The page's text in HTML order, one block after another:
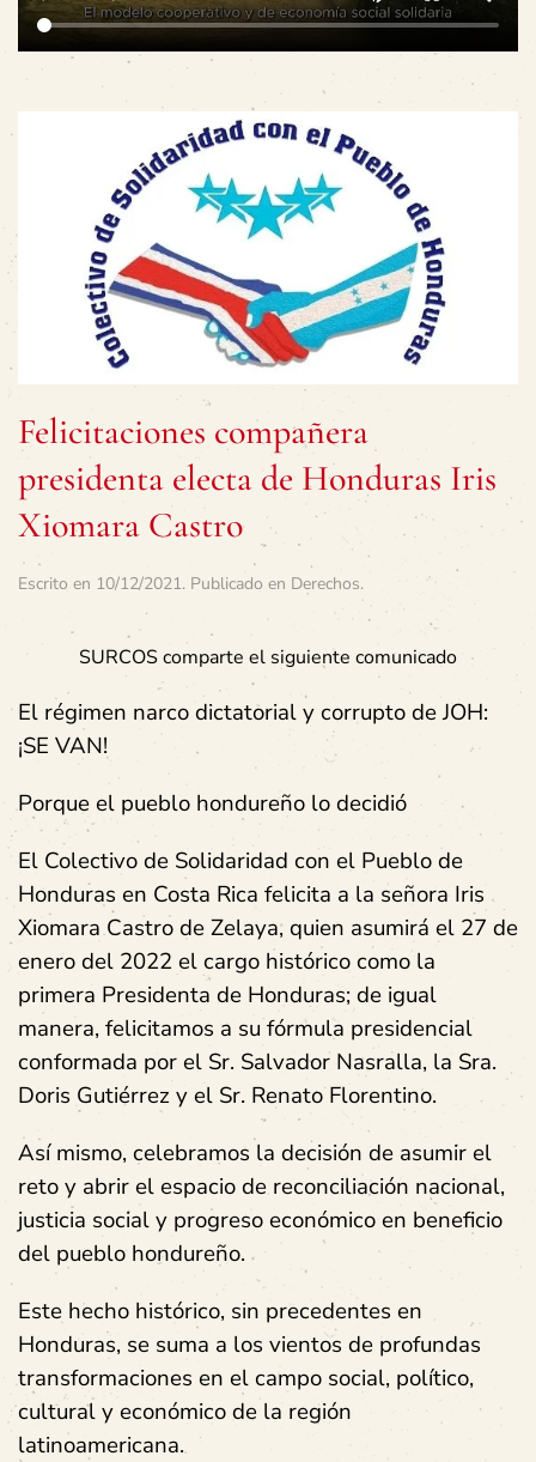
Felicitaciones compañera
presidenta electa de Honduras Iris
Xiomara Castro
Escrito en 10/12/2021. Publicado en Derechos.
SURCOS comparte el siguiente comunicado
El régimen narco dictatorial y corrupto de JOH:
¡SE VAN!
Porque el pueblo hondureño lo decidió
El Colectivo de Solidaridad con el Pueblo de
Honduras en Costa Rica felicita a la señora Iris
Xiomara Castro de Zelaya, quien asumirá el 27 de
enero del 2022 el cargo histórico como la
primera Presidenta de Honduras; de igual
manera, felicitamos a su fórmula presidencial
conformada por el Sr. Salvador Nasralla, la Sra.
Doris Gutiérrez y el Sr. Renato Florentino.
Así mismo, celebramos la decisión de asumir el
reto y abrir el espacio de reconciliación nacional,
justicia social y progreso económico en beneficio
del pueblo hondureño.
Este hecho histórico, sin precedentes en
Honduras, se suma a los vientos de profundas
transformaciones en el campo social, político,
cultural y económico de la región
latinoamericana.